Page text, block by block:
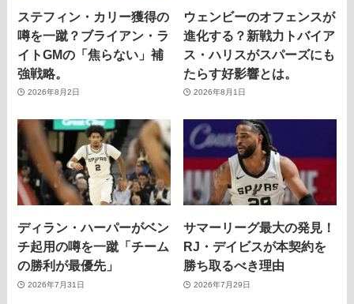
ステフィン・カリー獲得の
噂を一蹴？ブライアン・ラ
イトGMの「焦らない」補
強戦略。
2026年8月2日
ウェンビーのオフェンスが
進化する？新戦力トバイア
ス・ハリスがスパーズにも
たらす好影響とは。
2026年8月1日
ディラン・ハーパーがベン
チ起用の噂を一蹴「チーム
の勝利が最優先」
2026年7月31日
サマーリーグ最大の発見！
RJ・デイビスが本契約を
勝ち取るべき理由
2026年7月29日